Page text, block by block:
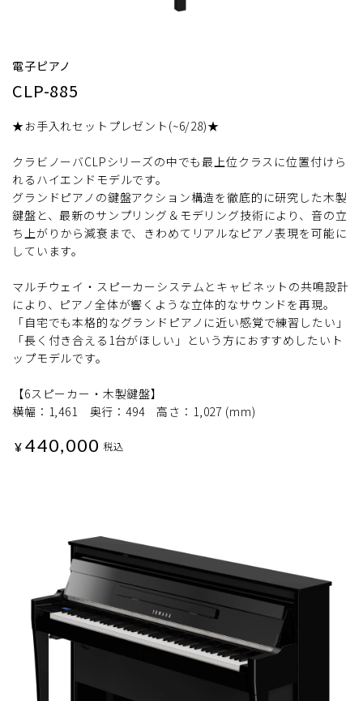
電子ピアノ
CLP-885
★お手入れセットプレゼント(~6/28)★
クラビノーバCLPシリーズの中でも最上位クラスに位置付けら
れるハイエンドモデルです。
グランドピアノの鍵盤アクション構造を徹底的に研究した木製
鍵盤と、最新のサンプリング＆モデリング技術により、音の立
ち上がりから減衰まで、きわめてリアルなピアノ表現を可能に
しています。
マルチウェイ・スピーカーシステムとキャビネットの共鳴設計
により、ピアノ全体が響くような立体的なサウンドを再現。
「自宅でも本格的なグランドピアノに近い感覚で練習したい」
「長く付き合える1台がほしい」という方におすすめしたいト
ップモデルです。
【6スピーカー・木製鍵盤】
横幅：1,461 奥行：494 高さ：1,027 (mm)
¥ 440,000 税込